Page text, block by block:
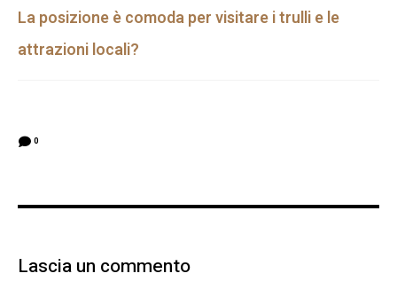
La posizione è comoda per visitare i trulli e le
attrazioni locali?
0
Lascia un commento